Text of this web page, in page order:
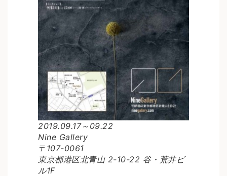
2019.09.17～09.22
Nine Gallery
〒107-0061
東京都港区北青山 2-10-22 谷・荒井ビ
ル1F